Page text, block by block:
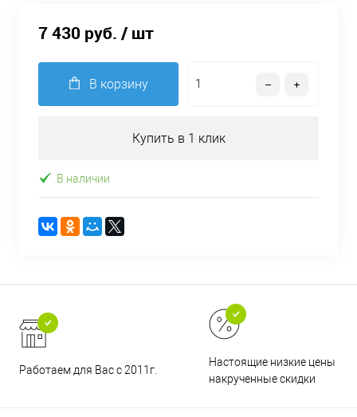
7 430 руб. / шт
В корзину
Купить в 1 клик
В наличии
Работаем для Вас с 2011г.
Настоящие низкие цены и
накрученные скидки